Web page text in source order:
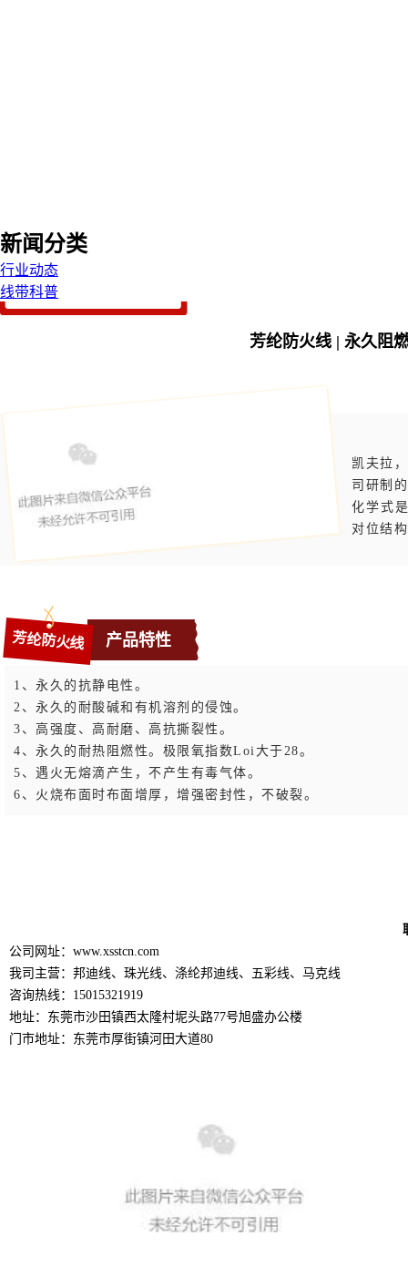
新闻分类
行业动态
线带科普
芳纶防火线 | 永久阻
凯夫拉
司研制
化学式
对位结
芳纶防火线 产品特性
1、永久的抗静电性。
2、永久的耐酸碱和有机溶剂的侵蚀。
3、高强度、高耐磨、高抗撕裂性。
4、永久的耐热阻燃性。极限氧指数Loi大于28。
5、遇火无熔滴产生，不产生有毒气体。
6、火烧布面时布面增厚，增强密封性，不破裂。
公司网址：www.xsstcn.com
我司主营：邦迪线、珠光线、涤纶邦迪线、五彩线、马克线
咨询热线：15015321919
地址：东莞市沙田镇西太隆村坭头路77号旭盛办公楼
门市地址：东莞市厚街镇河田大道80